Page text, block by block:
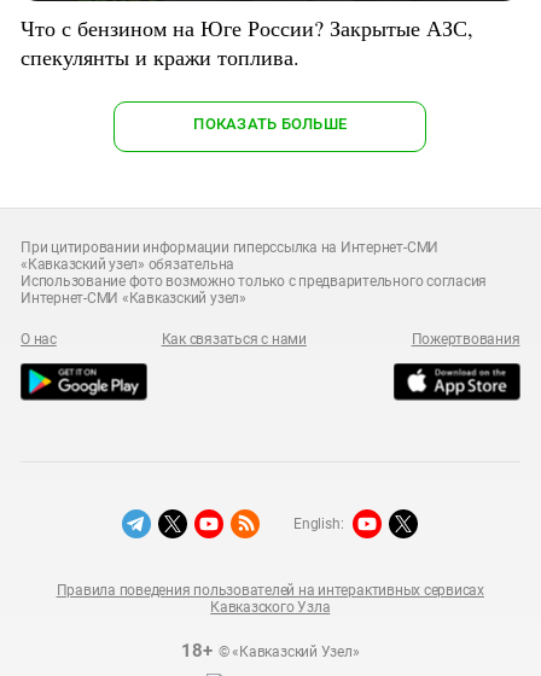
Что с бензином на Юге России? Закрытые АЗС,
спекулянты и кражи топлива.
ПОКАЗАТЬ БОЛЬШЕ
При цитировании информации гиперссылка на Интернет-СМИ
«Кавказский узел» обязательна
Использование фото возможно только с предварительного согласия
Интернет-СМИ «Кавказский узел»
О нас Как связаться с нами Пожертвования
18+© «Кавказский Узел»
Правила поведения пользователей на интерактивных сервисах
Кавказского Узла
English: